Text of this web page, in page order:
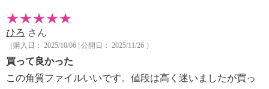
ひろ さん
（購入日： 2025/10/06 | 公開日： 2025/11/26 ）
買って良かった
この角質ファイルいいです。値段は高く迷いましたが買っ